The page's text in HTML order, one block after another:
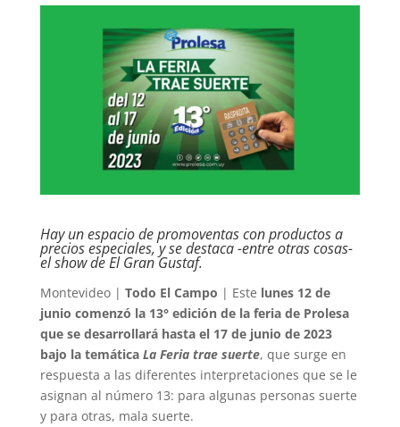
Hay un espacio de promoventas con productos a
precios especiales, y se destaca -entre otras cosas-
el show de El Gran Gustaf.
Montevideo | Todo El Campo | Este lunes 12 de
junio comenzó la 13° edición de la feria de Prolesa
que se desarrollará hasta el 17 de junio de 2023
bajo la temática La Feria trae suerte, que surge en
respuesta a las diferentes interpretaciones que se le
asignan al número 13: para algunas personas suerte
y para otras, mala suerte.